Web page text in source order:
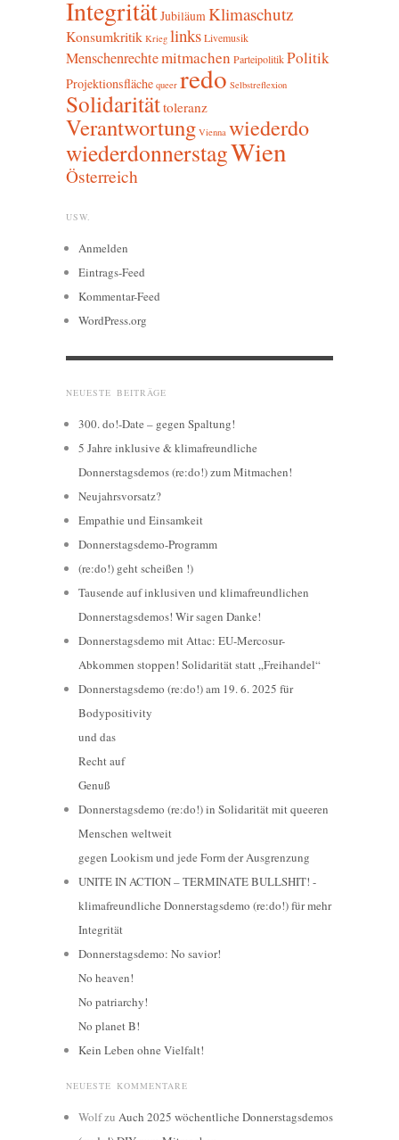
IntegritätJubiläumKlimaschutz
Konsumkritik Krieg linksLivemusik
Menschenrechtemitmachen ParteipolitikPolitik
Projektionsfläche queer redo Selbstreflexion
Solidaritättoleranz
Verantwortung Vienna wiederdo
wiederdonnerstagWien
Österreich
USW.
Anmelden
Eintrags-Feed
Kommentar-Feed
WordPress.org
NEUESTE BEITRÄGE
300. do!-Date – gegen Spaltung!
5 Jahre inklusive & klimafreundliche
Donnerstagsdemos (re:do!) zum Mitmachen!
Neujahrsvorsatz?
Empathie und Einsamkeit
Donnerstagsdemo-Programm
(re:do!) geht scheißen !)
Tausende auf inklusiven und klimafreundlichen
Donnerstagsdemos! Wir sagen Danke!
Donnerstagsdemo mit Attac: EU-Mercosur-
Abkommen stoppen! Solidarität statt „Freihandel“
Donnerstagsdemo (re:do!) am 19. 6. 2025 für
Bodypositivity
und das
Recht auf
Genuß
Donnerstagsdemo (re:do!) in Solidarität mit queeren
Menschen weltweit
gegen Lookism und jede Form der Ausgrenzung
UNITE IN ACTION – TERMINATE BULLSHIT! -
klimafreundliche Donnerstagsdemo (re:do!) für mehr
Integrität
Donnerstagsdemo: No savior!
No heaven!
No patriarchy!
No planet B!
Kein Leben ohne Vielfalt!
NEUESTE KOMMENTARE
Wolfzu Auch 2025 wöchentliche Donnerstagsdemos